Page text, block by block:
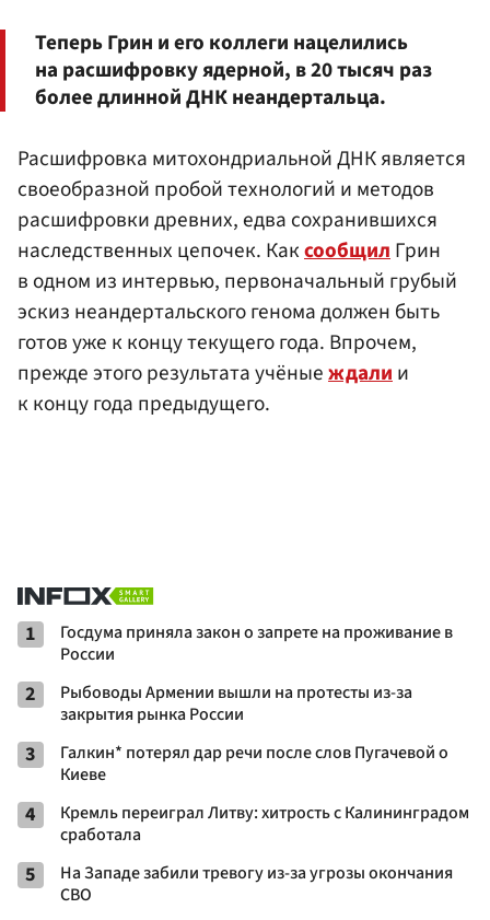
Теперь Грин и его коллеги нацелились
на расшифровку ядерной, в 20 тысяч раз
более длинной ДНК неандертальца.
Расшифровка митохондриальной ДНК является
своеобразной пробой технологий и методов
расшифровки древних, едва сохранившихся
наследственных цепочек. КаксообщилГрин
в одном из интервью, первоначальный грубый
эскиз неандертальского генома должен быть
готов уже к концу текущего года. Впрочем,
прежде этого результата учёныеждалии
к концу года предыдущего.
1
Госдума приняла закон о запрете на проживание в
России
2
Рыбоводы Армении вышли на протесты из-за
закрытия рынка России
3
Галкин* потерял дар речи после слов Пугачевой о
Киеве
4
Кремль переиграл Литву: хитрость с Калининградом
сработала
5
На Западе забили тревогу из-за угрозы окончания
СВО